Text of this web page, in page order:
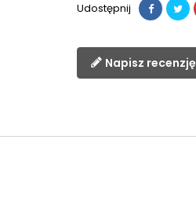
Udostępnij
Napisz recenzję